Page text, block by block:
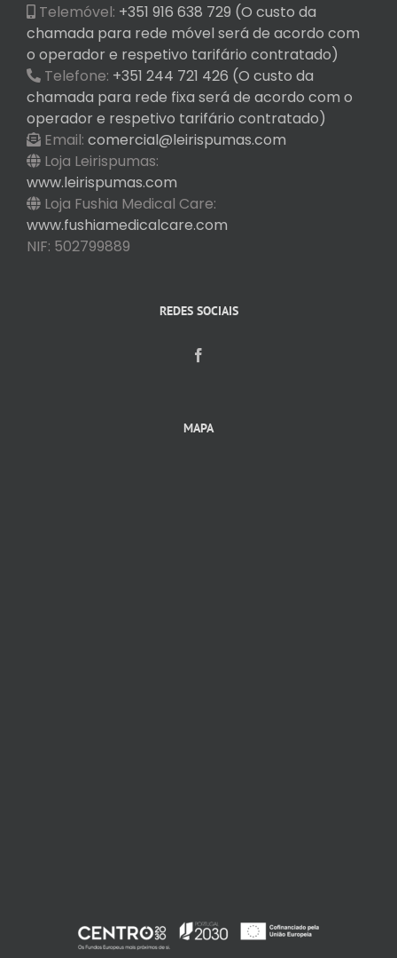
Telemóvel: +351 916 638 729 (O custo da
chamada para rede móvel será de acordo com
o operador e respetivo tarifário contratado)
Telefone: +351 244 721 426 (O custo da
chamada para rede fixa será de acordo com o
operador e respetivo tarifário contratado)
Email: comercial@leirispumas.com
Loja Leirispumas:
www.leirispumas.com
Loja Fushia Medical Care:
www.fushiamedicalcare.com
NIF: 502799889
REDES SOCIAIS
MAPA